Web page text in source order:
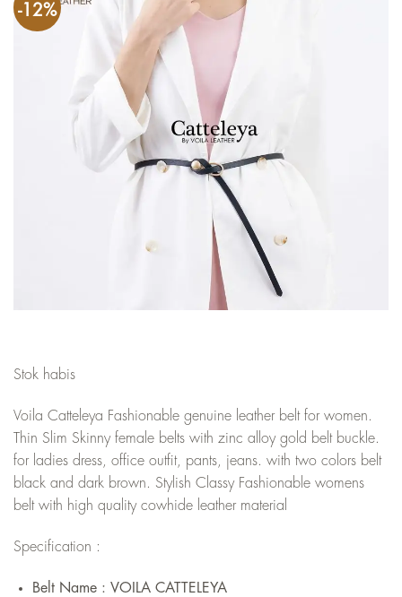
-12%
Stok habis
Voila Catteleya Fashionable genuine leather belt for women.
Thin Slim Skinny female belts with zinc alloy gold belt buckle.
for ladies dress, office outfit, pants, jeans. with two colors belt
black and dark brown. Stylish Classy Fashionable womens
belt with high quality cowhide leather material
Specification :
Belt Name : VOILA CATTELEYA